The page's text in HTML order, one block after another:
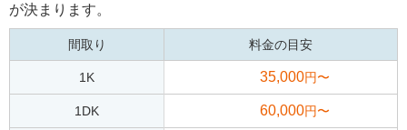
が決まります。
間取り 料金の目安
1K 35,000円〜
1DK 60,000円〜